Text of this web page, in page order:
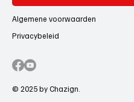
Algemene voorwaarden
Privacybeleid
© 2025 by Chazign.